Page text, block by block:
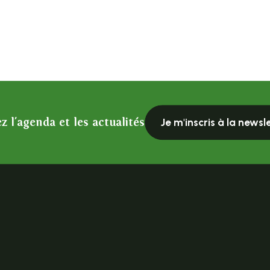
l'agenda et les actualités Je m'inscris à la